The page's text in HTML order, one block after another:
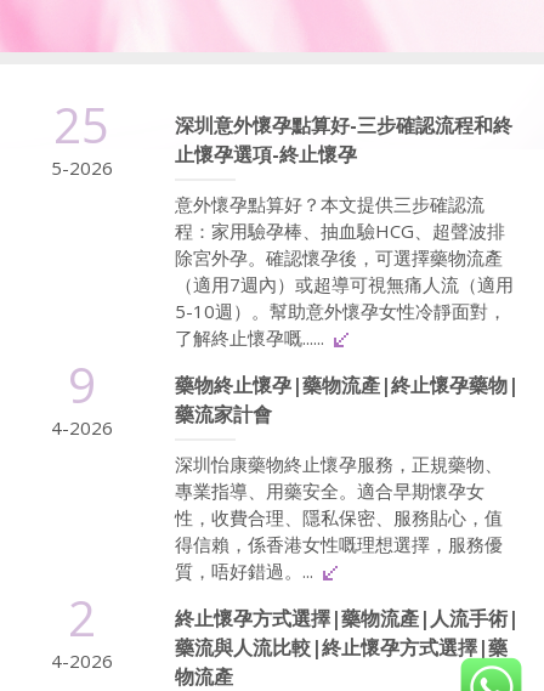
25
5-2026
深圳意外懷孕點算好-三步確認流程和終
止懷孕選項-終止懷孕
意外懷孕點算好？本文提供三步確認流
程：家用驗孕棒、抽血驗HCG、超聲波排
除宮外孕。確認懷孕後，可選擇藥物流產
（適用7週內）或超導可視無痛人流（適用
5-10週）。幫助意外懷孕女性冷靜面對，
了解終止懷孕嘅......
9
4-2026
藥物終止懷孕|藥物流產|終止懷孕藥物|
藥流家計會
深圳怡康藥物終止懷孕服務，正規藥物、
專業指導、用藥安全。適合早期懷孕女
性，收費合理、隱私保密、服務貼心，值
得信賴，係香港女性嘅理想選擇，服務優
質，唔好錯過。...
2
4-2026
終止懷孕方式選擇|藥物流產|人流手術|
藥流與人流比較|終止懷孕方式選擇|藥
物流產